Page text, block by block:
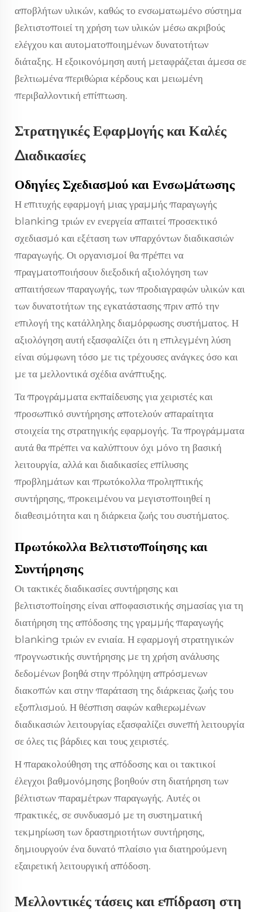
αποβλήτων υλικών, καθώς το ενσωματωμένο σύστημα
βελτιστοποιεί τη χρήση των υλικών μέσω ακριβούς
ελέγχου και αυτοματοποιημένων δυνατοτήτων
διάταξης. Η εξοικονόμηση αυτή μεταφράζεται άμεσα σε
βελτιωμένα περιθώρια κέρδους και μειωμένη
περιβαλλοντική επίπτωση.
Στρατηγικές Εφαρμογής και Καλές
Διαδικασίες
Οδηγίες Σχεδιασμού και Ενσωμάτωσης
Η επιτυχής εφαρμογή μιας γραμμής παραγωγής
blanking τριών εν ενεργεία απαιτεί προσεκτικό
σχεδιασμό και εξέταση των υπαρχόντων διαδικασιών
παραγωγής. Οι οργανισμοί θα πρέπει να
πραγματοποιήσουν διεξοδική αξιολόγηση των
απαιτήσεων παραγωγής, των προδιαγραφών υλικών και
των δυνατοτήτων της εγκατάστασης πριν από την
επιλογή της κατάλληλης διαμόρφωσης συστήματος. Η
αξιολόγηση αυτή εξασφαλίζει ότι η επιλεγμένη λύση
είναι σύμφωνη τόσο με τις τρέχουσες ανάγκες όσο και
με τα μελλοντικά σχέδια ανάπτυξης.
Τα προγράμματα εκπαίδευσης για χειριστές και
προσωπικό συντήρησης αποτελούν απαραίτητα
στοιχεία της στρατηγικής εφαρμογής. Τα προγράμματα
αυτά θα πρέπει να καλύπτουν όχι μόνο τη βασική
λειτουργία, αλλά και διαδικασίες επίλυσης
προβλημάτων και πρωτόκολλα προληπτικής
συντήρησης, προκειμένου να μεγιστοποιηθεί η
διαθεσιμότητα και η διάρκεια ζωής του συστήματος.
Πρωτόκολλα Βελτιστοποίησης και
Συντήρησης
Οι τακτικές διαδικασίες συντήρησης και
βελτιστοποίησης είναι αποφασιστικής σημασίας για τη
διατήρηση της απόδοσης της γραμμής παραγωγής
blanking τριών εν ενιαία. Η εφαρμογή στρατηγικών
προγνωστικής συντήρησης με τη χρήση ανάλυσης
δεδομένων βοηθά στην πρόληψη απρόσμενων
διακοπών και στην παράταση της διάρκειας ζωής του
εξοπλισμού. Η θέσπιση σαφών καθιερωμένων
διαδικασιών λειτουργίας εξασφαλίζει συνεπή λειτουργία
σε όλες τις βάρδιες και τους χειριστές.
Η παρακολούθηση της απόδοσης και οι τακτικοί
έλεγχοι βαθμονόμησης βοηθούν στη διατήρηση των
βέλτιστων παραμέτρων παραγωγής. Αυτές οι
πρακτικές, σε συνδυασμό με τη συστηματική
τεκμηρίωση των δραστηριοτήτων συντήρησης,
δημιουργούν ένα δυνατό πλαίσιο για διατηρούμενη
εξαιρετική λειτουργική απόδοση.
Μελλοντικές τάσεις και επίδραση στη